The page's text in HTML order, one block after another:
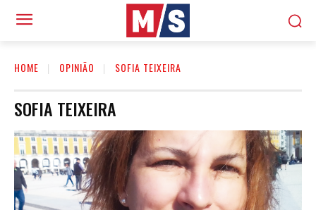
HOME OPINIÃO SOFIA TEIXEIRA
SOFIA TEIXEIRA